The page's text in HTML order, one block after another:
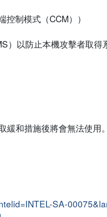
制模式（CCM））
以防止本機攻擊者取
和措施後將會無法使用。
SA-